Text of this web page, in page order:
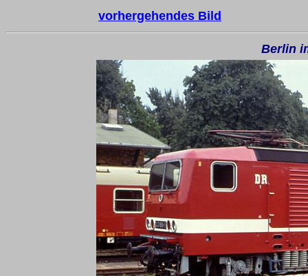
vorhergehendes Bild
Berlin